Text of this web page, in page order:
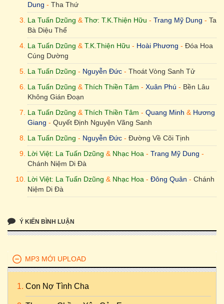
Lời Việt: La Tuấn Dzũng & Nhạc Hoa - Đông Quân - Chánh
Niệm Di Đà
Dung - Tha Thứ
La Tuấn Dzũng & Thơ: T.K.Thiện Hữu - Trang Mỹ Dung - Ta
Bà Diệu Thể
La Tuấn Dzũng & T.K.Thiện Hữu - Hoài Phương - Đóa Hoa
Cúng Dường
La Tuấn Dzũng - Nguyễn Đức - Thoát Vòng Sanh Tử
La Tuấn Dzũng & Thích Thiền Tâm - Xuân Phú - Bền Lâu
Không Gián Đoạn
La Tuấn Dzũng & Thích Thiền Tâm - Quang Minh & Hương
Giang - Quyết Định Nguyện Vãng Sanh
La Tuấn Dzũng - Nguyễn Đức - Đường Về Cõi Tịnh
Lời Việt: La Tuấn Dzũng & Nhạc Hoa - Trang Mỹ Dung -
Chánh Niệm Di Đà
Lời Việt: La Tuấn Dzũng & Nhạc Hoa - Đông Quân - Chánh
Niệm Di Đà
Ý KIẾN BÌNH LUẬN
MP3 MỚI UPLOAD
Con Nợ Tình Cha